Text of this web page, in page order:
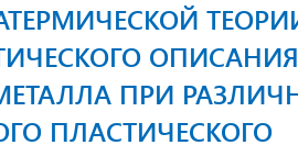
ОПИСАНИЯ
ПРИ
ПЛАСТИЧЕСКОГО